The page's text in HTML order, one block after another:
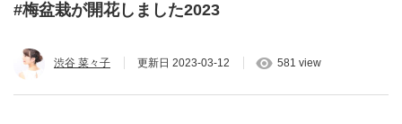
#梅盆栽が開花しました2023
渋谷 菜々子 更新日 2023-03-12 581 view